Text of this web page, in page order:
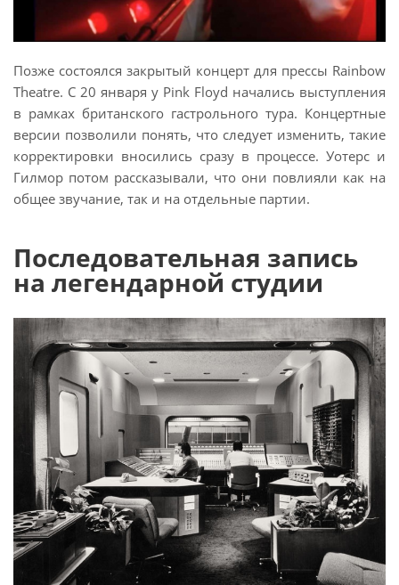
Позже состоялся закрытый концерт для прессы Rainbow
Theatre. С 20 января у Pink Floyd начались выступления
в рамках британского гастрольного тура. Концертные
версии позволили понять, что следует изменить, такие
корректировки вносились сразу в процессе. Уотерс и
Гилмор потом рассказывали, что они повлияли как на
общее звучание, так и на отдельные партии.
Последовательная запись
на легендарной студии